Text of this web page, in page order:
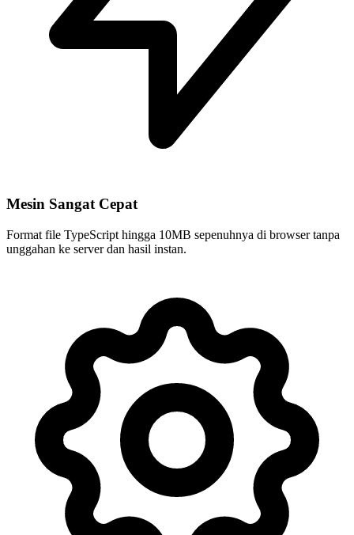
Mesin Sangat Cepat
Format file TypeScript hingga 10MB sepenuhnya di browser tanpa
unggahan ke server dan hasil instan.